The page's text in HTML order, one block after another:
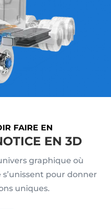
FAIRE EN
EN 3D
graphique où
pour donner
uniques.